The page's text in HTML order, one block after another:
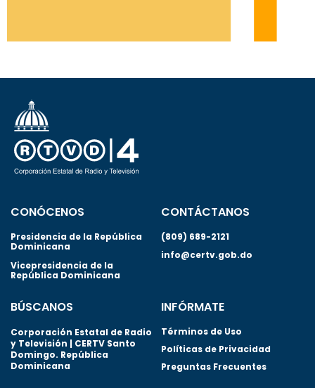
CONÓCENOS
Presidencia de la República
Dominicana
Vicepresidencia de la
República Dominicana
CONTÁCTANOS
(809) 689-2121
info@certv.gob.do
BÚSCANOS
Corporación Estatal de Radio
y Televisión | CERTV Santo
Domingo. República
Dominicana
INFÓRMATE
Términos de Uso
Políticas de Privacidad
Preguntas Frecuentes